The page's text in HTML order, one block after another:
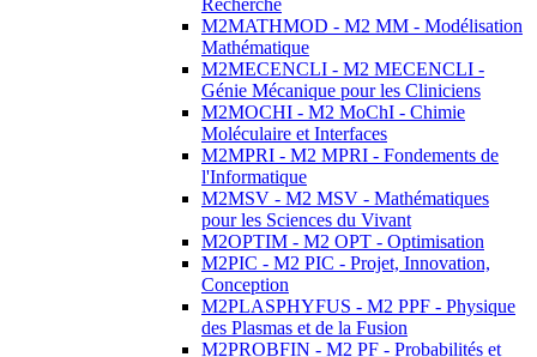
Recherche
M2MATHMOD - M2 MM - Modélisation
Mathématique
M2MECENCLI - M2 MECENCLI -
Génie Mécanique pour les Cliniciens
M2MOCHI - M2 MoChI - Chimie
Moléculaire et Interfaces
M2MPRI - M2 MPRI - Fondements de
l'Informatique
M2MSV - M2 MSV - Mathématiques
pour les Sciences du Vivant
M2OPTIM - M2 OPT - Optimisation
M2PIC - M2 PIC - Projet, Innovation,
Conception
M2PLASPHYFUS - M2 PPF - Physique
des Plasmas et de la Fusion
M2PROBFIN - M2 PF - Probabilités et